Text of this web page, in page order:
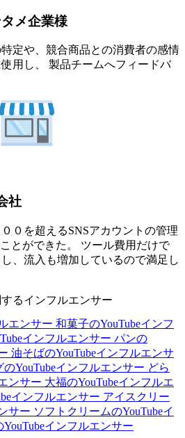
メ企業様
定や、競合商品との消費者の感情
用し、 製品チームへフィードバ
社
０を超えるSNSアカウントの管理
とができた。 ツール費用だけで
、流入も増加しているので満足し
るインフルエンサー
エンサー 和菓子のYouTubeインフ
インフルエンサー パンの
油そばのYouTubeインフルエンサ
YouTubeインフルエンサー どら
ンサー 大福のYouTubeインフルエ
インフルエンサー アイスクリー
サー ソフトクリームのYouTubeイ
YouTubeインフルエンサー